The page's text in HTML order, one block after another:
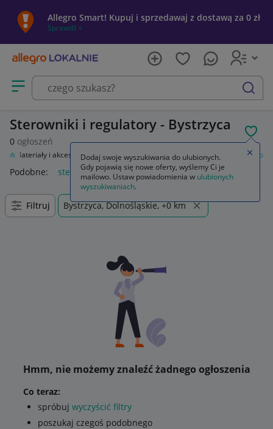
Allegro Smart! Kupuj i sprzedawaj z dostawą za 0 zł
Sprawdź »
Otwórz menu z kategoriami
szukaj
Sterowniki i regulatory - Bystrzyca
0 ogłoszeń
Materiały i akcesoria Automatyka przemysłowa Sterowniki i regulatory
Podobne: sterowniki i regulatory
Filtruj Bystrzyca, Dolnośląskie, +0 km
Hmm, nie możemy znaleźć żadnego ogłoszenia
Co teraz:
spróbuj wyczyścić filtry
poszukaj czegoś podobnego
Dodaj swoje wyszukiwania do ulubionych.
Gdy pojawią się nowe oferty, wyślemy Ci je
mailowo. Ustaw powiadomienia w ulubionych
wyszukiwaniach.